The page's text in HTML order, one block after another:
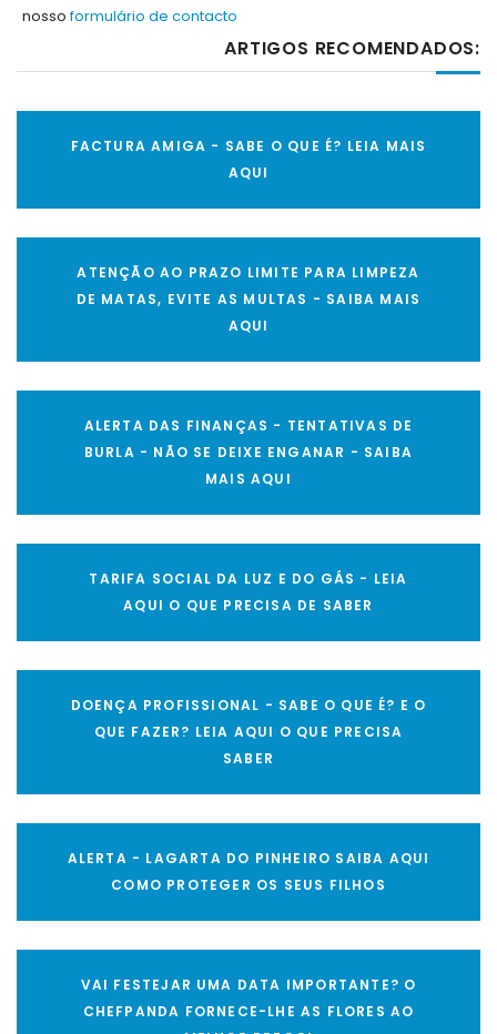
nossoformulário de contacto
ARTIGOS RECOMENDADOS:
FACTURA AMIGA - SABE O QUE É? LEIA MAIS
AQUI
ATENÇÃO AO PRAZO LIMITE PARA LIMPEZA
DE MATAS, EVITE AS MULTAS - SAIBA MAIS
AQUI
ALERTA DAS FINANÇAS - TENTATIVAS DE
BURLA - NÃO SE DEIXE ENGANAR - SAIBA
MAIS AQUI
TARIFA SOCIAL DA LUZ E DO GÁS - LEIA
AQUI O QUE PRECISA DE SABER
DOENÇA PROFISSIONAL - SABE O QUE É? E O
QUE FAZER? LEIA AQUI O QUE PRECISA
SABER
ALERTA - LAGARTA DO PINHEIRO SAIBA AQUI
COMO PROTEGER OS SEUS FILHOS
VAI FESTEJAR UMA DATA IMPORTANTE? O
CHEFPANDA FORNECE-LHE AS FLORES AO